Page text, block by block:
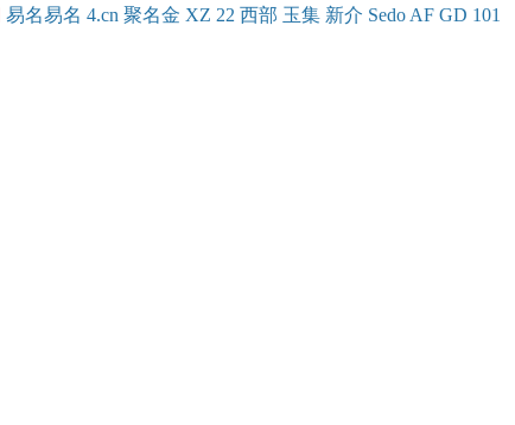
易名易名 4.cn 聚名金 XZ 22 西部 玉集 新介 Sedo AF GD 101